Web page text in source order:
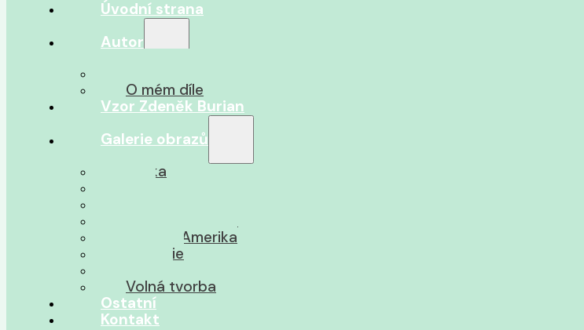
Úvodní strana
Autor
O mém díle
Vzor Zdeněk Burian
Galerie obrazů
Afrika
Střední Amerika
Oceánie
Volná tvorba
Ostatní
Kontakt